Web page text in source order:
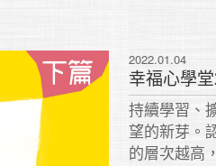
2022.01.04
幸福心學
持續學習、
望的新芽。
的層次越高